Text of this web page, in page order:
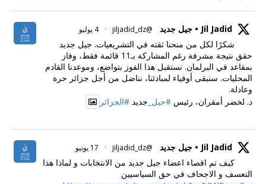
Jil Jadid • جيل جديد @jiljadid_dz
· 4 يوليو
شكرًا لكل من منحنا ثقته في التشريعيات. جيل جديد
حقق نتيجة مشرفة رغم المشاركة بـ11 قائمة فقط، وفاز
بمقاعد في البرلمان. نستقبل هذا الفوز بتواضع، وموعدنا القادم
المحليات. سنبقى أوفياء لمبادئنا، نناضل من أجل جزائر حرة
وعادلة.
د. لخضر أمقران، رئيس #جيل_ جديد #الجزائر
Jil Jadid • جيل جديد @jiljadid_dz
· 17 يونيو
كيف تم اقصاء اعضاء جيل جديد من الانتخابات و لماذا هذا
التعسف و الاجحاف في حق السياسيين